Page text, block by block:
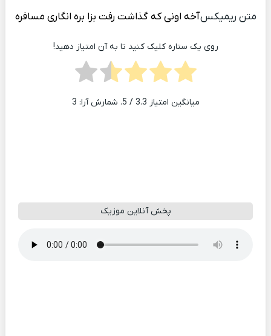
متن ریمیکسآخه اونی که گذاشت رفت بزا بره انگاری مسافره
روی یک ستاره کلیک کنید تا به آن امتیاز دهید!
میانگین امتیاز 3.3 / 5. شمارش آرا: 3
پخش آنلاین موزیک